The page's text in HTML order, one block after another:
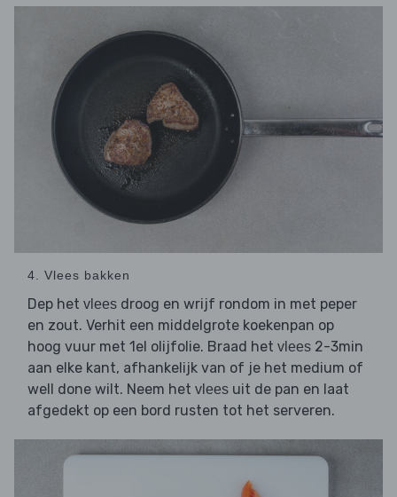
4. Vlees bakken
Dep het vlees droog en wrijf rondom in met peper
en zout. Verhit een middelgrote koekenpan op
hoog vuur met 1el olijfolie. Braad het vlees 2-3min
aan elke kant, afhankelijk van of je het medium of
well done wilt. Neem het vlees uit de pan en laat
afgedekt op een bord rusten tot het serveren.